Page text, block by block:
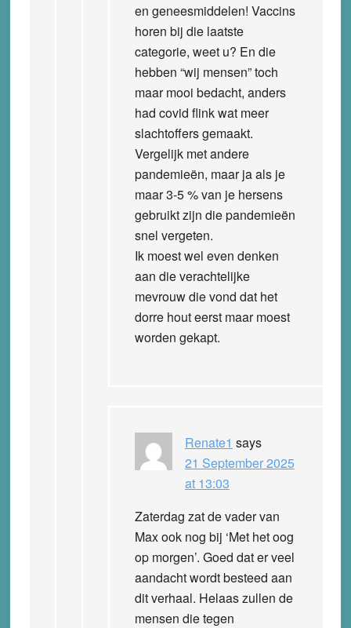
en geneesmiddelen! Vaccins
horen bij die laatste
categorie, weet u? En die
hebben “wij mensen” toch
maar mooi bedacht, anders
had covid flink wat meer
slachtoffers gemaakt.
Vergelijk met andere
pandemieën, maar ja als je
maar 3-5 % van je hersens
gebruikt zijn die pandemieën
snel vergeten.
Ik moest wel even denken
aan die verachtelijke
mevrouw die vond dat het
dorre hout eerst maar moest
worden gekapt.
Renate1 says
21 September 2025
at 13:03
Zaterdag zat de vader van
Max ook nog bij ‘Met het oog
op morgen’. Goed dat er veel
aandacht wordt besteed aan
dit verhaal. Helaas zullen de
mensen die tegen